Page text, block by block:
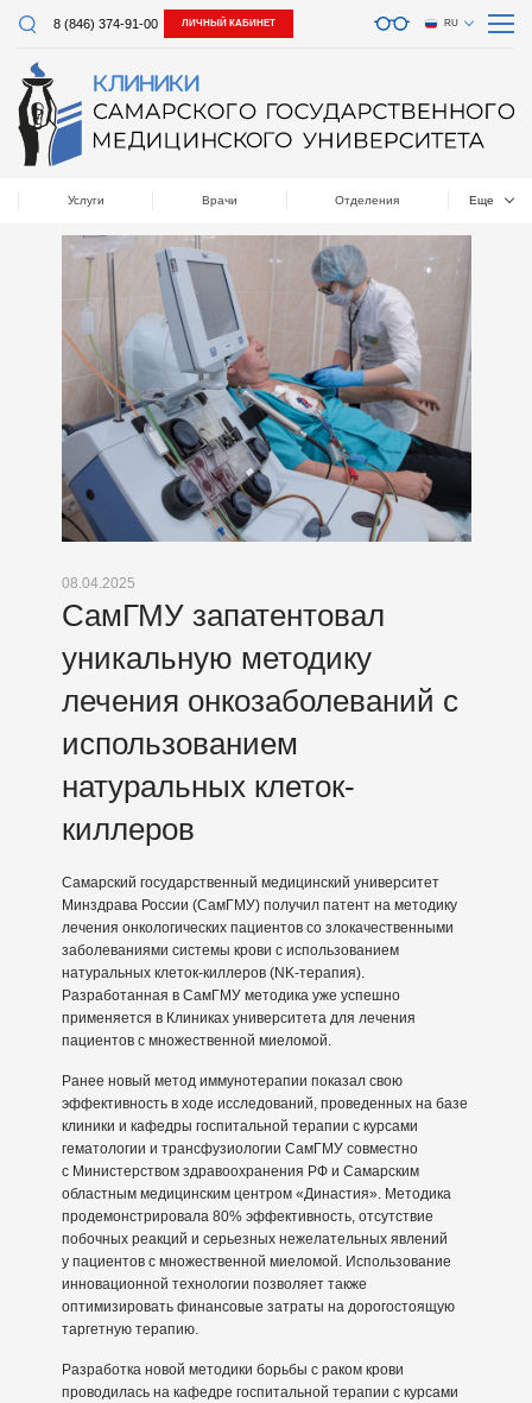
8 (846) 374-91-00 ЛИЧНЫЙ КАБИНЕТ RU
Услуги Врачи Отделения Еще
08.04.2025
СамГМУ запатентовал
уникальную методику
лечения онкозаболеваний с
использованием
натуральных клеток-
киллеров
Самарский государственный медицинский университет
Минздрава России (СамГМУ) получил патент на методику
лечения онкологических пациентов со злокачественными
заболеваниями системы крови с использованием
натуральных клеток-киллеров (NK-терапия).
Разработанная в СамГМУ методика уже успешно
применяется в Клиниках университета для лечения
пациентов с множественной миеломой.
Ранее новый метод иммунотерапии показал свою
эффективность в ходе исследований, проведенных на базе
клиники и кафедры госпитальной терапии с курсами
гематологии и трансфузиологии СамГМУ совместно
с Министерством здравоохранения РФ и Самарским
областным медицинским центром «Династия». Методика
продемонстрировала 80% эффективность, отсутствие
побочных реакций и серьезных нежелательных явлений
у пациентов с множественной миеломой. Использование
инновационной технологии позволяет также
оптимизировать финансовые затраты на дорогостоящую
таргетную терапию.
Разработка новой методики борьбы с раком крови
проводилась на кафедре госпитальной терапии с курсами